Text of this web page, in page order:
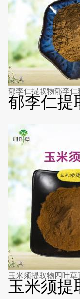
郁李仁提取物郁李仁
郁李仁提
玉米须提取物四叶草
玉米须提